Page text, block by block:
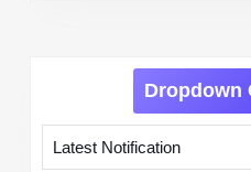
Dropdown